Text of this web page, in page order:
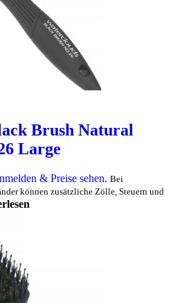
Brush Natural
Large
& Preise sehen. Bei
können zusätzliche Zölle, Steuern und